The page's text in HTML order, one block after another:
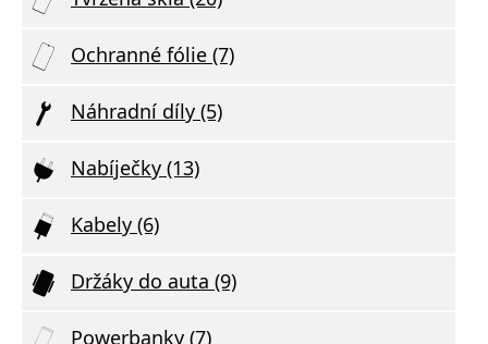
Ochranné fólie (7)
Náhradní díly (5)
Nabíječky (13)
Kabely (6)
Držáky do auta (9)
Powerbanky (7)